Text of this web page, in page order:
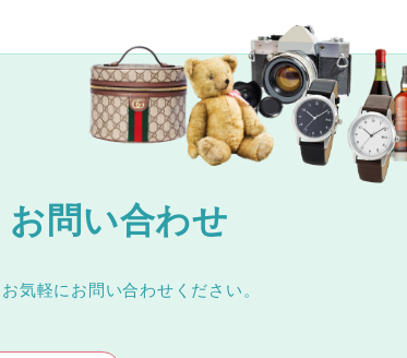
問い合わせ
気軽にお問い合わせください。